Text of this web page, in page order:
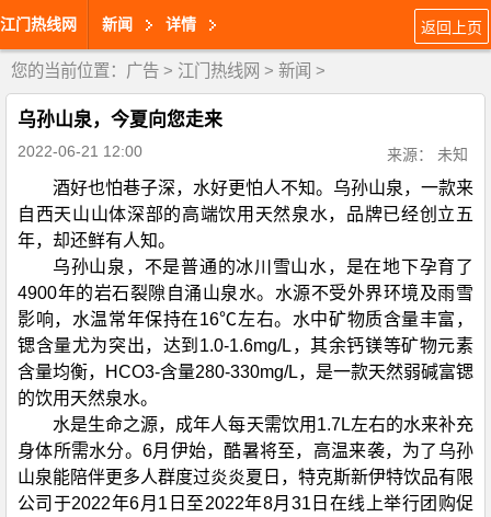
江门热线网 新闻 详情 返回上页
您的当前位置： 广告 > 江门热线网 > 新闻 >
乌孙山泉，今夏向您走来
2022-06-21 12:00 来源： 未知
酒好也怕巷子深，水好更怕人不知。乌孙山泉，一款来
自西天山山体深部的高端饮用天然泉水，品牌已经创立五
年，却还鲜有人知。
乌孙山泉，不是普通的冰川雪山水，是在地下孕育了
4900年的岩石裂隙自涌山泉水。水源不受外界环境及雨雪
影响，水温常年保持在16℃左右。水中矿物质含量丰富，
锶含量尤为突出，达到1.0-1.6mg/L，其余钙镁等矿物元素
含量均衡，HCO3-含量280-330mg/L，是一款天然弱碱富锶
的饮用天然泉水。
水是生命之源，成年人每天需饮用1.7L左右的水来补充
身体所需水分。6月伊始，酷暑将至，高温来袭，为了乌孙
山泉能陪伴更多人群度过炎炎夏日，特克斯新伊特饮品有限
公司于2022年6月1日至2022年8月31日在线上举行团购促